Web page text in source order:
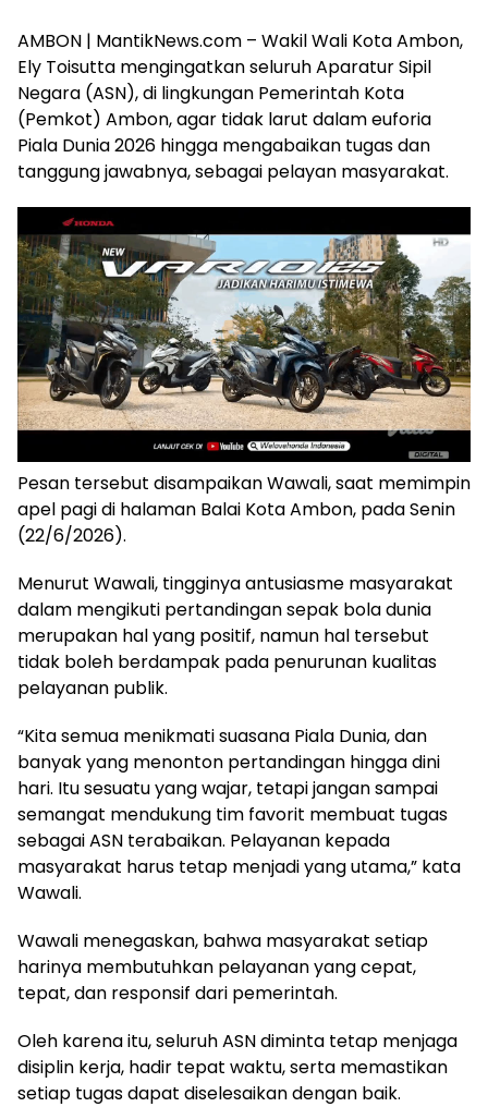
AMBON | MantikNews.com – Wakil Wali Kota Ambon,
Ely Toisutta mengingatkan seluruh Aparatur Sipil
Negara (ASN), di lingkungan Pemerintah Kota
(Pemkot) Ambon, agar tidak larut dalam euforia
Piala Dunia 2026 hingga mengabaikan tugas dan
tanggung jawabnya, sebagai pelayan masyarakat.
Pesan tersebut disampaikan Wawali, saat memimpin
apel pagi di halaman Balai Kota Ambon, pada Senin
(22/6/2026).
Menurut Wawali, tingginya antusiasme masyarakat
dalam mengikuti pertandingan sepak bola dunia
merupakan hal yang positif, namun hal tersebut
tidak boleh berdampak pada penurunan kualitas
pelayanan publik.
“Kita semua menikmati suasana Piala Dunia, dan
banyak yang menonton pertandingan hingga dini
hari. Itu sesuatu yang wajar, tetapi jangan sampai
semangat mendukung tim favorit membuat tugas
sebagai ASN terabaikan. Pelayanan kepada
masyarakat harus tetap menjadi yang utama,” kata
Wawali.
Wawali menegaskan, bahwa masyarakat setiap
harinya membutuhkan pelayanan yang cepat,
tepat, dan responsif dari pemerintah.
Oleh karena itu, seluruh ASN diminta tetap menjaga
disiplin kerja, hadir tepat waktu, serta memastikan
setiap tugas dapat diselesaikan dengan baik.